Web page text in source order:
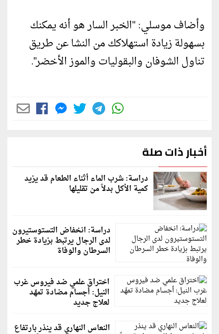
وأضاف موسلي: "الخبر السار هو أنه يمكنك
بسهولة زيادة استهلاكك من النشا عن طريق
تناول الشوفان والبقوليات والموز الأخضر".
أخبار ذات صلة
دراسة: شرب الماء أثناء الطعام قد يزيد
كمية الأكل بدلاً من تقليلها
دراسة: انخفاض التستوستيرون
لدى الرجال يرتبط بزيادة خطر
السرطان والوفاة
اختراق علمي ضد فيروس غرب
النيل: أجسام مضادة تمهّد
لعلاج جديد
النعاس النهاري قد ينذر بارتفاع